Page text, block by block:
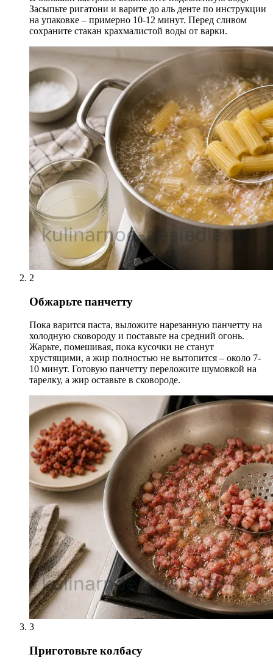
Засыпьте ригатони и варите до аль денте по инструкции
на упаковке – примерно 10-12 минут. Перед сливом
сохраните стакан крахмалистой воды от варки.
2
Обжарьте панчетту
Пока варится паста, выложите нарезанную панчетту на
холодную сковороду и поставьте на средний огонь.
Жарьте, помешивая, пока кусочки не станут
хрустящими, а жир полностью не вытопится – около 7-
10 минут. Готовую панчетту переложите шумовкой на
тарелку, а жир оставьте в сковороде.
3
Приготовьте колбасу